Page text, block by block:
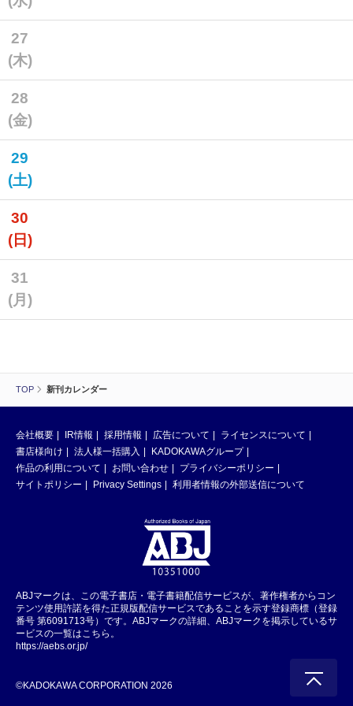
TOP 新刊カレンダー
27
(木)
28
(金)
29
(土)
30
(日)
31
(月)
会社概要 IR情報 採用情報 広告について
ライセンスについて
書店様向け
法人様一括購入
KADOKAWAグループ
作品の利用について
お問い合わせ
プライバシーポリシー
サイトポリシー
Privacy Settings 利用者情報の外部送信について
ABJマークは、この電子書店・電子書籍配信サービスが、著作権者からコン
テンツ使用許諾を得た正規版配信サービスであることを示す登録商標（登録
番号 第6091713号）です。ABJマークの詳細、ABJマークを掲示しているサ
ービスの一覧はこちら。
https://aebs.or.jp/
©KADOKAWA CORPORATION 2026